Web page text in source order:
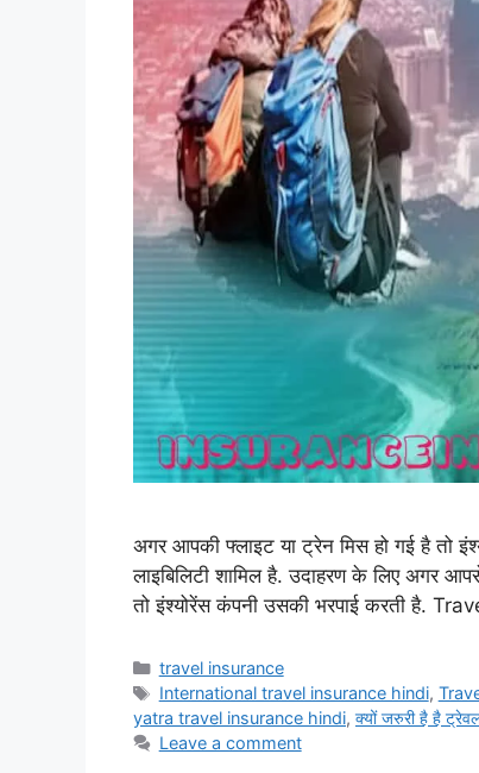
अगर आपकी फ्लाइट या ट्रेन मिस हो गई है तो
लाइबिलिटी शामिल है. उदाहरण के लिए अगर
तो इंश्योरेंस कंपनी उसकी भरपाई करती है.
Categories
travel insurance
Tags
International travel insurance hindi,
yatra travel insurance hindi, क्यों जरुरी है है
Leave a comment